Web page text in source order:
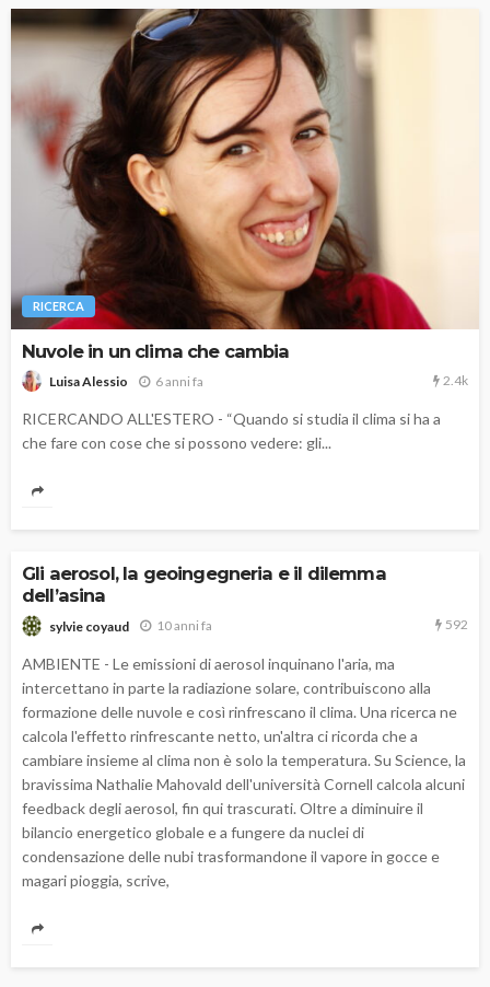
RICERCA
Nuvole in un clima che cambia
Luisa Alessio 6 anni fa 2.4k
RICERCANDO ALL'ESTERO - “Quando si studia il clima si ha a
che fare con cose che si possono vedere: gli...
Gli aerosol, la geoingegneria e il dilemma
dell’asina
sylvie coyaud 10 anni fa 592
AMBIENTE - Le emissioni di aerosol inquinano l'aria, ma
intercettano in parte la radiazione solare, contribuiscono alla
formazione delle nuvole e così rinfrescano il clima. Una ricerca ne
calcola l'effetto rinfrescante netto, un'altra ci ricorda che a
cambiare insieme al clima non è solo la temperatura. Su Science, la
bravissima Nathalie Mahovald dell'università Cornell calcola alcuni
feedback degli aerosol, fin qui trascurati. Oltre a diminuire il
bilancio energetico globale e a fungere da nuclei di
condensazione delle nubi trasformandone il vapore in gocce e
magari pioggia, scrive,